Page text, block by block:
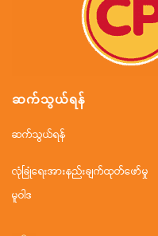
ဆက်သွယ်ရန်
ဆက်သွယ်ရန်
လုံခြုံရေးအားနည်းချက်ထုတ်ဖော်မှု
မူဝါဒ